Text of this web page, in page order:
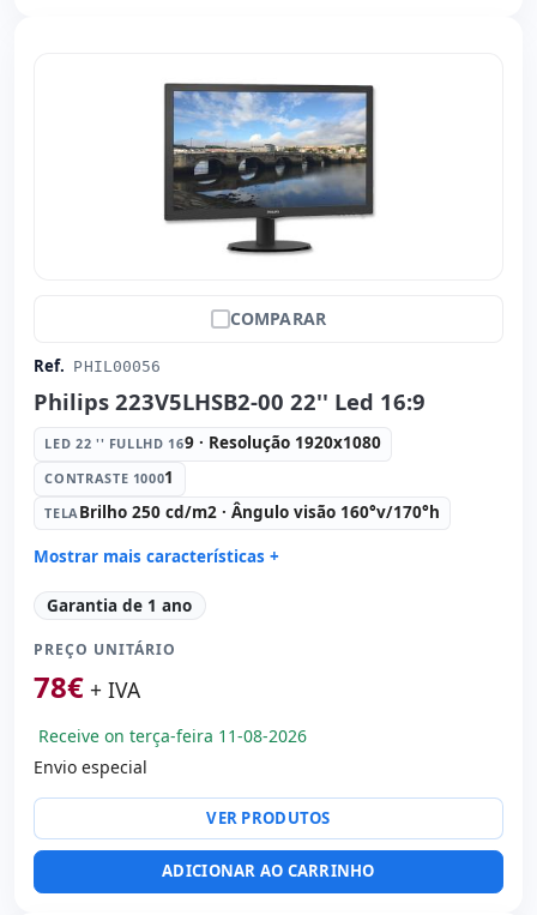
COMPARAR
Ref. PHIL00056
Philips 223V5LHSB2-00 22'' Led 16:9
LED 22 '' FULLHD 169 · Resolução 1920x1080
CONTRASTE 10001
TELA Brilho 250 cd/m2 · Ângulo visão 160°v/170°h
Mostrar mais características +
Led 22 '' FullHD 16:
Contraste 1000: 1
Tela: Brilho 250 cd/m2 · Ângulo visão 160°v/170°h
Portas de vídeo:
Outros: hR embalagens
Dimensões:
Peso: 2.50 Kg.
Garantia de 1 ano
PREÇO UNITÁRIO
78€ + IVA
Receive on terça-feira 11-08-2026
Envio especial
VER PRODUTOS
ADICIONAR AO CARRINHO